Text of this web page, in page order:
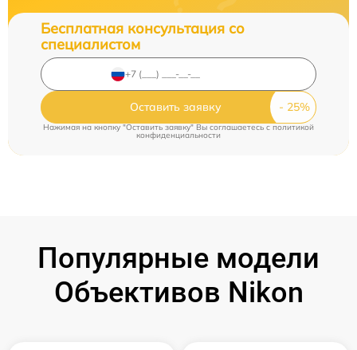
Бесплатная консультация со
специалистом
Оставить заявку
Нажимая на кнопку "Оставить заявку" Вы соглашаетесь cполитикой
конфиденциальности
Популярные модели
Объективов Nikon